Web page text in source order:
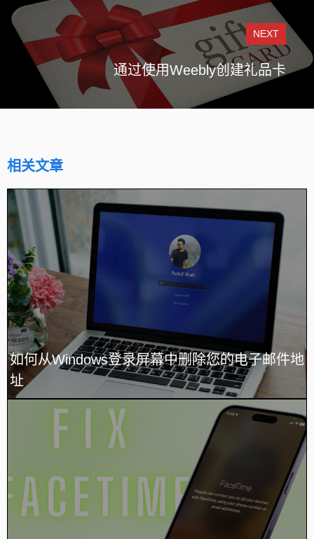
NEXT
通过使用Weebly创建礼品卡
相关文章
如何从Windows登录屏幕中删除您的电子邮件地
址